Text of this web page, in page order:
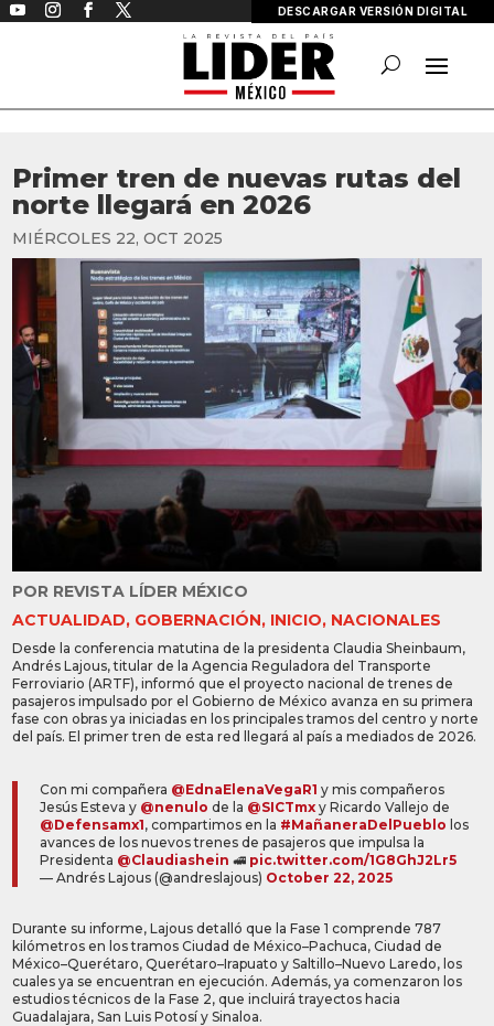
DESCARGAR VERSIÓN DIGITAL
Primer tren de nuevas rutas del
norte llegará en 2026
MIÉRCOLES 22, OCT 2025
POR REVISTA LÍDER MÉXICO
ACTUALIDAD, GOBERNACIÓN, INICIO, NACIONALES
Desde la conferencia matutina de la presidenta Claudia Sheinbaum,
Andrés Lajous, titular de la Agencia Reguladora del Transporte
Ferroviario (ARTF), informó que el proyecto nacional de trenes de
pasajeros impulsado por el Gobierno de México avanza en su primera
fase con obras ya iniciadas en los principales tramos del centro y norte
del país. El primer tren de esta red llegará al país a mediados de 2026.
Con mi compañera @EdnaElenaVegaR1 y mis compañeros
Jesús Esteva y @nenulo de la @SICTmx y Ricardo Vallejo de
@Defensamx1, compartimos en la #MañaneraDelPueblo los
avances de los nuevos trenes de pasajeros que impulsa la
Presidenta @Claudiashein 🚅 pic.twitter.com/1G8GhJ2Lr5
— Andrés Lajous (@andreslajous) October 22, 2025
Durante su informe, Lajous detalló que la Fase 1 comprende 787
kilómetros en los tramos Ciudad de México–Pachuca, Ciudad de
México–Querétaro, Querétaro–Irapuato y Saltillo–Nuevo Laredo, los
cuales ya se encuentran en ejecución. Además, ya comenzaron los
estudios técnicos de la Fase 2, que incluirá trayectos hacia
Guadalajara, San Luis Potosí y Sinaloa.